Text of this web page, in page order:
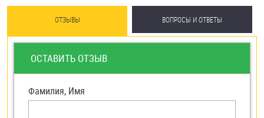
ОТЗЫВЫ ВОПРОСЫ И ОТВЕТЫ
ОСТАВИТЬ ОТЗЫВ
Фамилия, Имя